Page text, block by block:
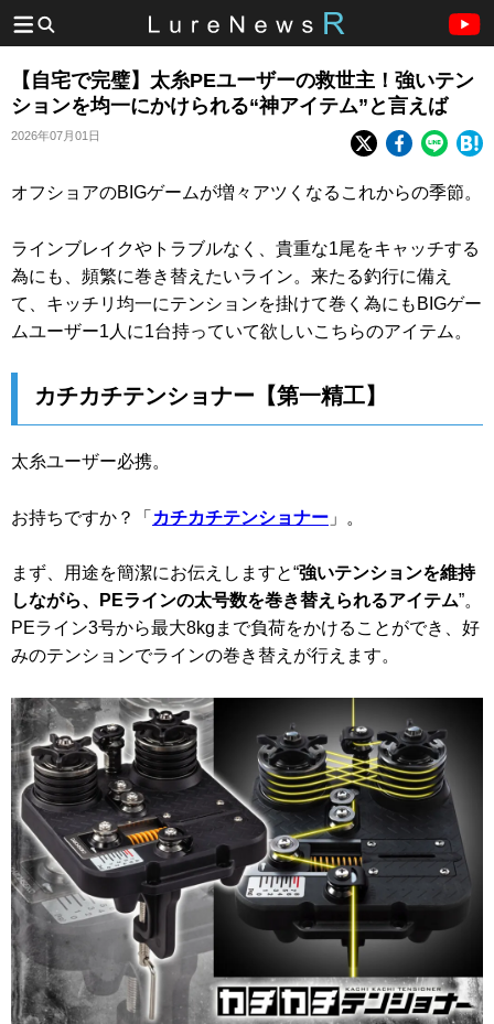
【自宅で完璧】太糸PEユーザーの救世主！強いテン
ションを均一にかけられる“神アイテム”と言えば
2026年07月01日
オフショアのBIGゲームが増々アツくなるこれからの季節。
ラインブレイクやトラブルなく、貴重な1尾をキャッチする
為にも、頻繁に巻き替えたいライン。来たる釣行に備え
て、キッチリ均一にテンションを掛けて巻く為にもBIGゲー
ムユーザー1人に1台持っていて欲しいこちらのアイテム。
カチカチテンショナー【第一精工】
太糸ユーザー必携。
お持ちですか？「 カチカチテンショナー 」。
まず、用途を簡潔にお伝えしますと“強いテンションを維持
しながら、PEラインの太号数を巻き替えられるアイテム”。
PEライン3号から最大8kgまで負荷をかけることができ、好
みのテンションでラインの巻き替えが行えます。